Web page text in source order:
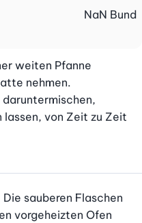
NaN Bund
weiten Pfanne
nehmen.
von Zeit zu Zeit
sauberen Flaschen
vorgeheizten Ofen